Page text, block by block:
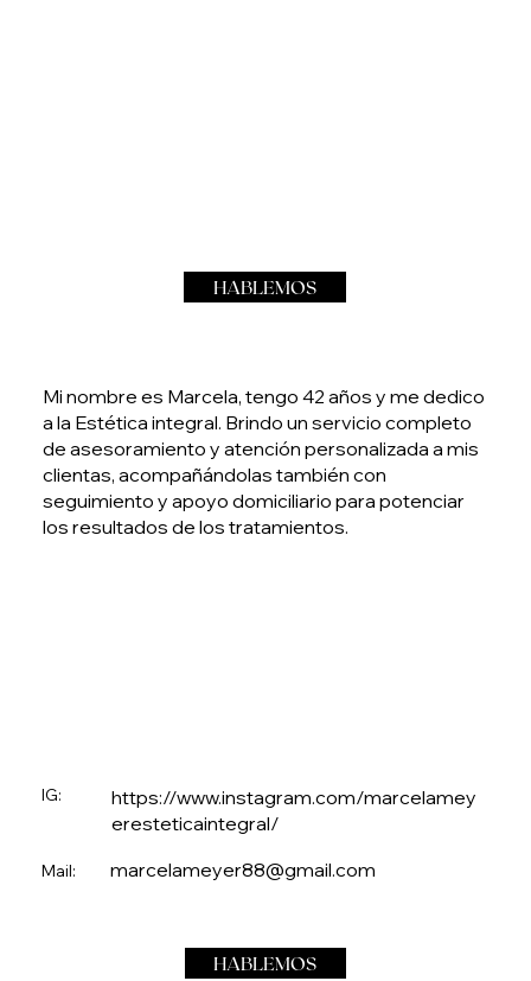
HABLEMOS
Mi nombre es Marcela, tengo 42 años y me dedico
a la Estética integral. Brindo un servicio completo
de asesoramiento y atención personalizada a mis
clientas, acompañándolas también con
seguimiento y apoyo domiciliario para potenciar
los resultados de los tratamientos.
IG:
https://www.instagram.com/marcelamey
eresteticaintegral/
Mail: marcelameyer88@gmail.com
HABLEMOS